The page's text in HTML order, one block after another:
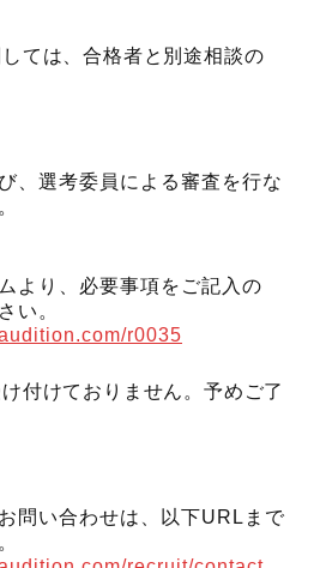
ては、合格者と別途相談の
、選考委員による審査を行な
より、必要事項をご記入の
い。
r0035
付けておりません。予めご了
問い合わせは、以下URLまで